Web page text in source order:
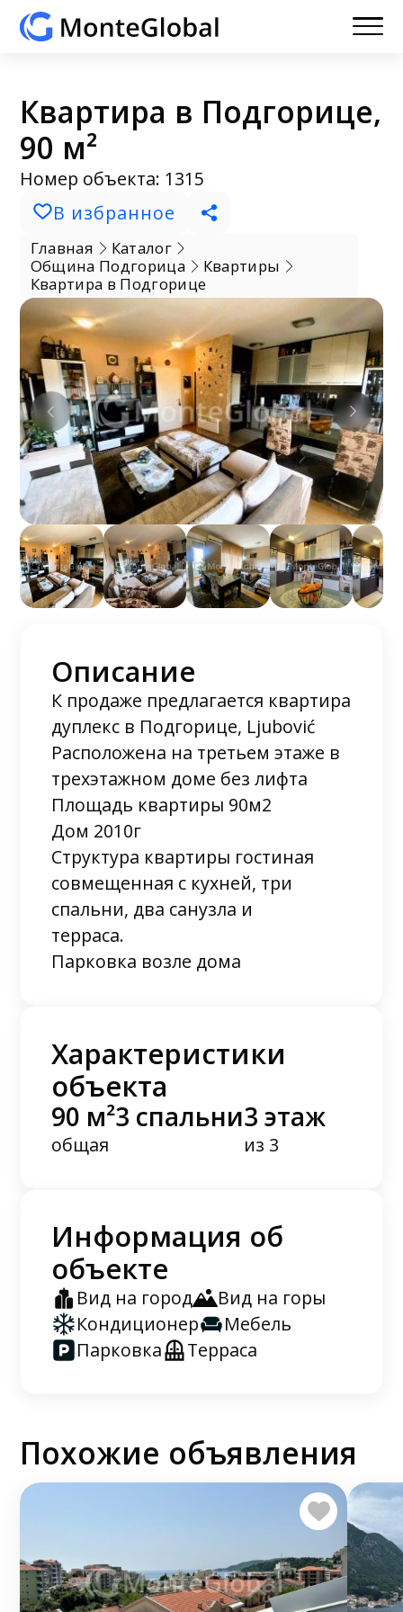
Квартира в Подгорице,
90 м²
Номер объекта: 1315
В избранное
Главная
Каталог
Община Подгорица
Квартиры
Квартира в Подгорице
Описание
К продаже предлагается квартира
дуплекс в Подгорице, Ljubović
Расположена на третьем этаже в
трехэтажном доме без лифта
Площадь квартиры 90м2
Дом 2010г
Структура квартиры гостиная
совмещенная с кухней, три
спальни, два санузла и
терраса.
Парковка возле дома
Характеристики
объекта
90 м²
общая
3 спальни3 этаж
из 3
Информация об
объекте
Вид на город
Вид на горы
Кондиционер
Мебель
Парковка
Терраса
Похожие объявления